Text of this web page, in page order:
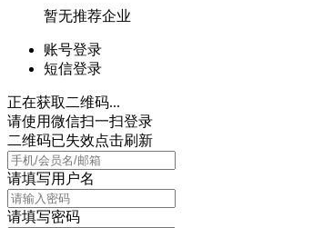
暂无推荐企业
账号登录
短信登录
正在获取二维码...
请使用微信扫一扫登录
二维码已失效点击刷新
请填写用户名
请填写密码